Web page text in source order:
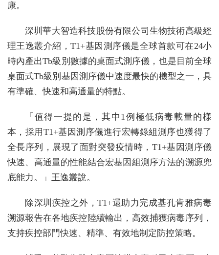
康。
深圳華大智造科技股份有限公司生物技術高級經
理王逸叢介紹，T1+基因測序儀是全球首款可在24小
時內產出Tb級別數據的桌面式測序儀，也是目前全球
桌面式Tb級別基因測序儀中速度最快的機型之一，具
有準確、快速和高通量的特點。
「值得一提的是，其中1例極低病毒載量的樣
本，採用T1+基因測序儀進行宏轉錄組測序也獲得了
全長序列，展現了面對突發疫情時，T1+基因測序儀
快速、高通量的性能結合宏基因組測序方法的溯源兜
底能力。」王逸叢說。
除深圳疾控之外，T1+還助力完成基孔肯雅病毒
溯源報告在各地疾控陸續輸出，高效捕獲病毒序列，
支持疾控部門快速、精準、有效地制定防控策略。